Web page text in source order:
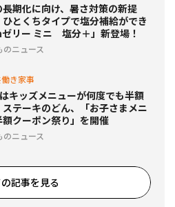
長期化に向け、暑さ対策の新提
とくちタイプで塩分補給ができ
リー ミニ 塩分＋」新登場！
のニュース
き家事
はキッズメニューが何度でも半額
ステーキのどん、「お子さまメニ
額クーポン祭り」を開催
のニュース
記事を見る